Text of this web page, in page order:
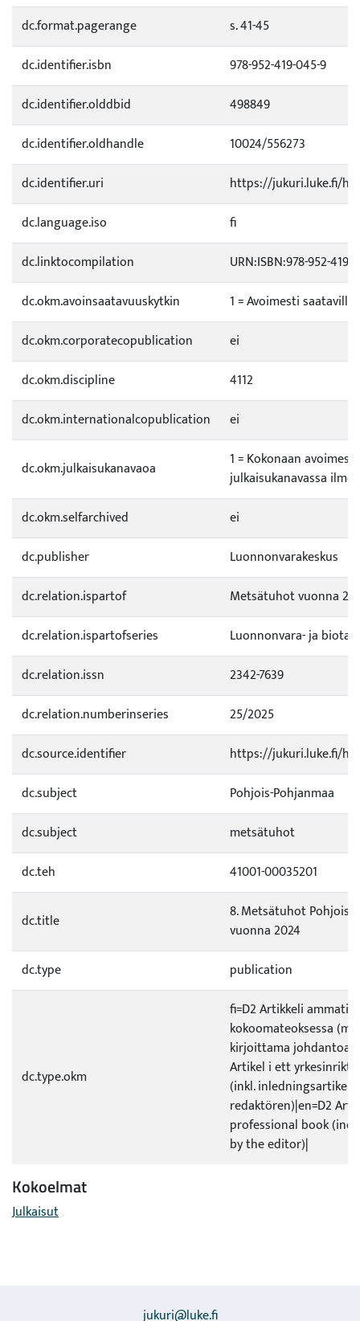
dc.format.pagerange
s. 41-45
dc.identifier.isbn
978-952-419-045-9
dc.identifier.olddbid
498849
dc.identifier.oldhandle
10024/556273
dc.identifier.uri
https://jukuri.luke.fi/
dc.language.iso
fi
dc.linktocompilation
URN:ISBN:978-952-419-
dc.okm.avoinsaatavuuskytkin
1 = Avoimesti saatavilla
dc.okm.corporatecopublication
ei
dc.okm.discipline
4112
dc.okm.internationalcopublication
ei
dc.okm.julkaisukanavaoa
1 = Kokonaan
julkaisukanavassa
dc.okm.selfarchived
ei
dc.publisher
Luonnonvarakeskus
dc.relation.ispartof
Metsätuhot vuonna
dc.relation.ispartofseries
Luonnonvara- ja
dc.relation.issn
2342-7639
dc.relation.numberinseries
25/2025
dc.source.identifier
https://jukuri.luke.fi/
dc.subject
Pohjois-Pohjanmaa
dc.subject
metsätuhot
dc.teh
41001-00035201
dc.title
8. Metsätuhot Pohjois-
vuonna 2024
dc.type
publication
dc.type.okm
fi=D2 Artikkeli
kokoomateoksessa
kirjoittama
Artikel i ett
(inkl. inledningsartikel
redaktören)|en=D2
professional book
by the editor)|
Kokoelmat
Julkaisut
jukuri@luke.fi